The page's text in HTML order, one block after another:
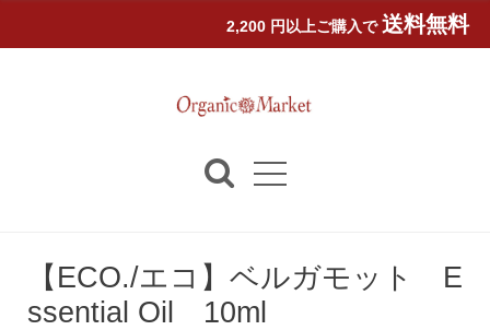
2,200 円以上ご購入で 送料無料
【ECO./エコ】ベルガモット E
ssential Oil 10ml